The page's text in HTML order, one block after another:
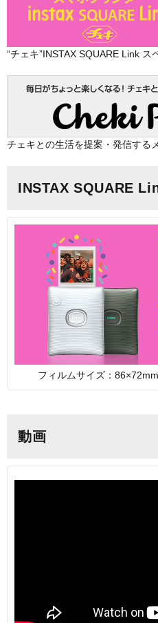
“チェキ”INSTAX SQUARE Link ス
チェキとの生活を提案・発信する
INSTAX SQUARE
フィルムサイズ：
動画